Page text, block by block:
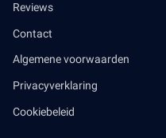
Reviews
Contact
Algemene voorwaarden
Privacyverklaring
Cookiebeleid